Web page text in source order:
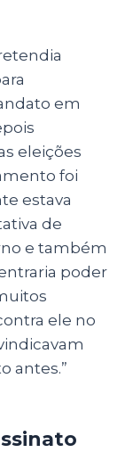
em
eleições
foi
estava
de
e também
poder
ele no
antes.”